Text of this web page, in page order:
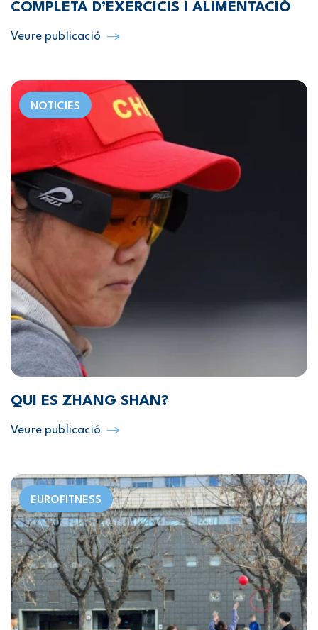
COMPLETA D’EXERCICIS I ALIMENTACIÓ
Veure publicació
NOTICIES
QUI ES ZHANG SHAN?
Veure publicació
EUROFITNESS